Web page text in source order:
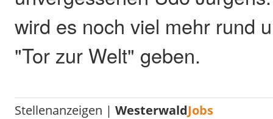
wird es noch viel mehr rund
"Tor zur Welt" geben.
Stellenanzeigen |WesterwaldJobs